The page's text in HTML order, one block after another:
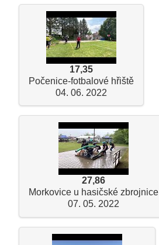
17,35
Počenice-fotbalové hřiště
04. 06. 2022
27,86
Morkovice u hasičské zbrojnice
07. 05. 2022